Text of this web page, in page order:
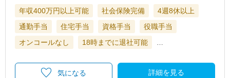
年収400万円以上可能 社会保険完備
4週8休以上
通勤手当
住宅手当 資格手当
役職手当
オンコールなし
18時までに退社可能 …
詳細を見る
気になる